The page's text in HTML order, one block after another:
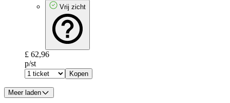
Vrij zicht
£ 62,96
p/st
Kopen
Meer laden